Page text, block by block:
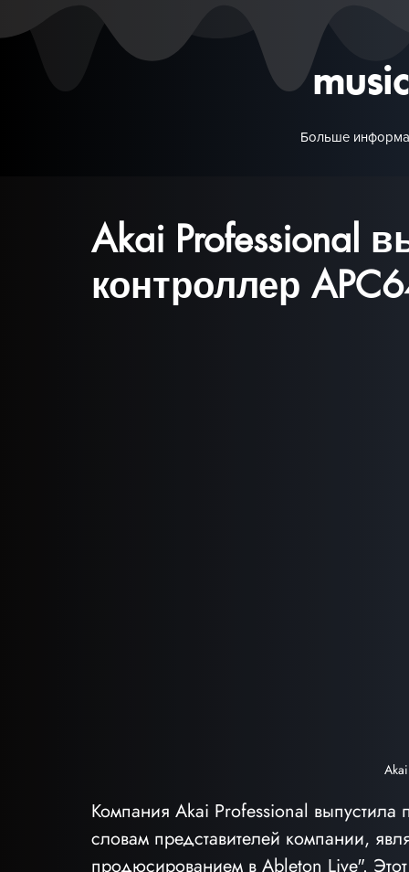
music
Больше
Akai Professional
контроллер
Компания Akai Professional
словам представителей компании,
продюсированием в Ableton Live".